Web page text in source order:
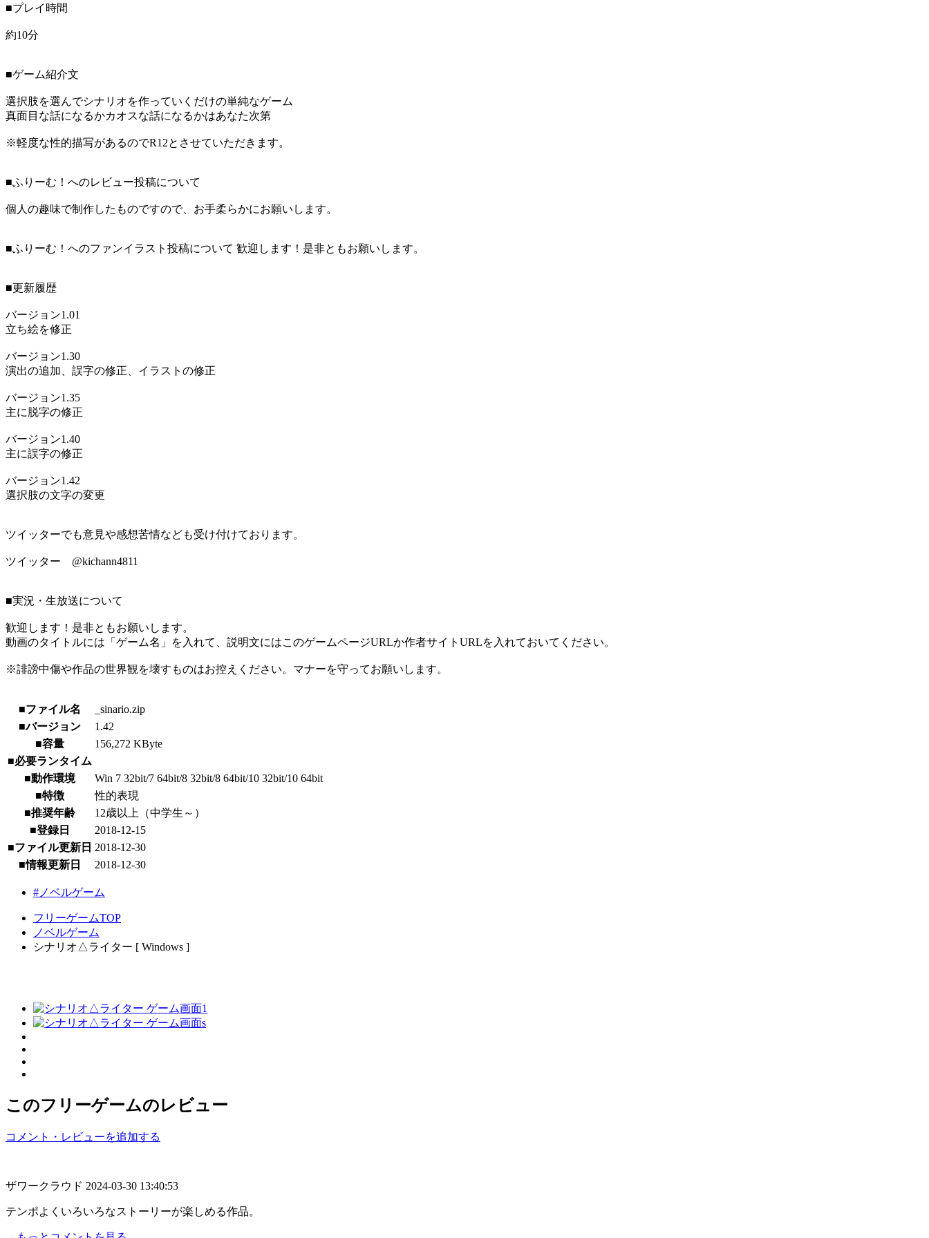
■プレイ時間
約10分
■ゲーム紹介文
選択肢を選んでシナリオを作っていくだけの単純なゲーム
真面目な話になるかカオスな話になるかはあなた次第
※軽度な性的描写があるのでR12とさせていただきます。
■ふりーむ！へのレビュー投稿について
個人の趣味で制作したものですので、お手柔らかにお願いします。
■ふりーむ！へのファンイラスト投稿について 歓迎します！是非ともお願いします。
■更新履歴
バージョン1.01
立ち絵を修正
バージョン1.30
演出の追加、誤字の修正、イラストの修正
バージョン1.35
主に脱字の修正
バージョン1.40
主に誤字の修正
バージョン1.42
選択肢の文字の変更
ツイッターでも意見や感想苦情なども受け付けております。
ツイッター @kichann4811
■実況・生放送について
歓迎します！是非ともお願いします。
動画のタイトルには「ゲーム名」を入れて、説明文にはこのゲームページURLか作者サイトURLを入れておいてください。
※誹謗中傷や作品の世界観を壊すものはお控えください。マナーを守ってお願いします。
■ファイル名
_sinario.zip
■バージョン
1.42
■容量
156,272 KByte
■必要ランタイム
■動作環境
Win 7 32bit/7 64bit/8 32bit/8 64bit/10 32bit/10 64bit
■特徴
性的表現
■推奨年齢
12歳以上（中学生～）
■登録日
2018-12-15
■ファイル更新日 2018-12-30
■情報更新日
2018-12-30
#ノベルゲーム
フリーゲームTOP
ノベルゲーム
シナリオ△ライター [ Windows ]
このフリーゲームのレビュー
コメント・レビューを追加する
ザワークラウド 2024-03-30 13:40:53
テンポよくいろいろなストーリーが楽しめる作品。